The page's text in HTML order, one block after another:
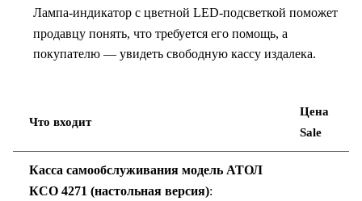
Лампа-индикатор с цветной LED-подсветкой поможет
продавцу понять, что требуется его помощь, а
покупателю — увидеть свободную кассу издалека.
Что входит
Цена
Sale
Касса самообслуживания модель АТОЛ
КСО 4271 (настольная версия):